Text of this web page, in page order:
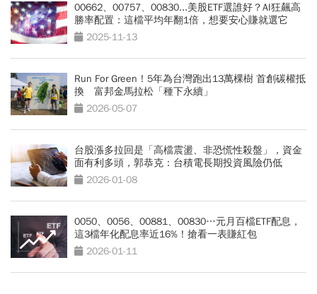
00662、00757、00830...美股ETF選誰好？AI狂飆高
勝率配置：這檔平均年翻1倍，想要安心賺就選它
2025-11-13
Run For Green！5年為台灣跑出13萬棵樹 首創碳權抵
換 富邦金馬拉松「種下永續」
2026-05-07
台股漲多拉回是「高檔震盪、非恐慌性殺盤」，資金
面有利多頭，郭恭克：台積電長期投資風險仍低
2026-01-08
0050、0056、00881、00830…元月百檔ETF配息，
這3檔年化配息率近16%！搶看一表賺紅包
2026-01-11